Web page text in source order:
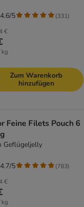
€
kg
5 (331)
Zum Warenkorb
hinzufügen
Feine Filets Pouch 6
Geflügeljelly
€
kg
5 (783)